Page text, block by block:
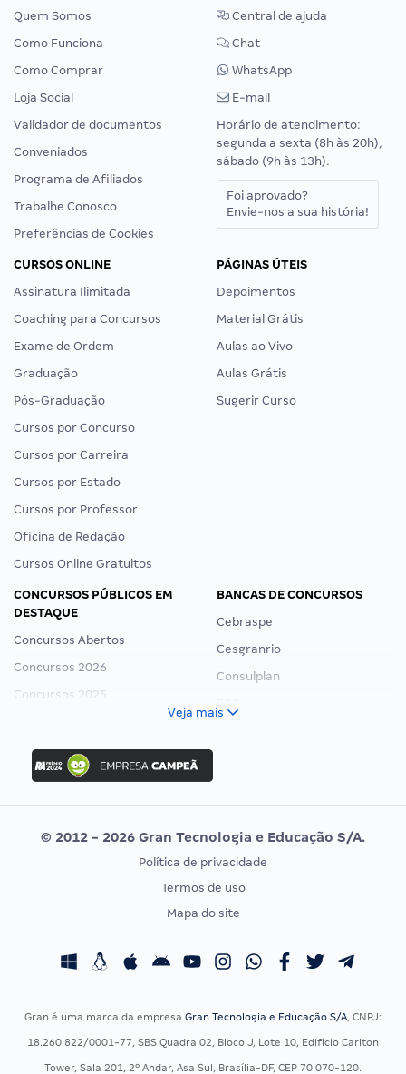
Quem Somos
Como Funciona
Como Comprar
Loja Social
Validador de documentos
Conveniados
Programa de Afiliados
Trabalhe Conosco
Preferências de Cookies
Central de ajuda
Chat
WhatsApp
E-mail
Horário de atendimento:
segunda a sexta (8h às 20h),
sábado (9h às 13h).
Foi aprovado?
Envie-nos a sua história!
CURSOS ONLINE
Assinatura Ilimitada
Coaching para Concursos
Exame de Ordem
Graduação
Pós-Graduação
Cursos por Concurso
Cursos por Carreira
Cursos por Estado
Cursos por Professor
Oficina de Redação
Cursos Online Gratuitos
PÁGINAS ÚTEIS
Depoimentos
Material Grátis
Aulas ao Vivo
Aulas Grátis
Sugerir Curso
CONCURSOS PÚBLICOS EM
DESTAQUE
Concursos Abertos
Concursos 2026
Concursos 2025
Concurso Ibama
Concurso MPU
Editais publicados
BANCAS DE CONCURSOS
Cebraspe
Cesgranrio
Consulplan
Vunesp
CONCURSOS POR PROFISSÃO
Concursos Fiscais
Concursos Saúde
EXAME DE ORDEM
Calendário OAB
Veja mais
© 2012 - 2026 Gran Tecnologia e Educação S/A.
Política de privacidade
Termos de uso
Mapa do site
Gran é uma marca da empresa Gran Tecnologia e Educação S/A, CNPJ:
18.260.822/0001-77, SBS Quadra 02, Bloco J, Lote 10, Edifício Carlton
Tower, Sala 201, 2º Andar, Asa Sul, Brasília-DF, CEP 70.070-120.